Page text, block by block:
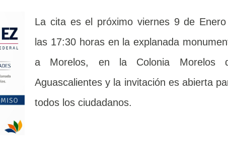
La cita es el próximo viernes 9 de
las 17:30 horas en la explanada
a Morelos, en la Colonia Morelos
Aguascalientes y la invitación es abierta
todos los ciudadanos.